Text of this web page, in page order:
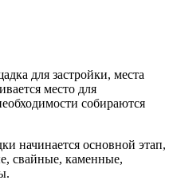
для застройки, места
место для
собираются
начинается основной этап,
свайные, каменные,